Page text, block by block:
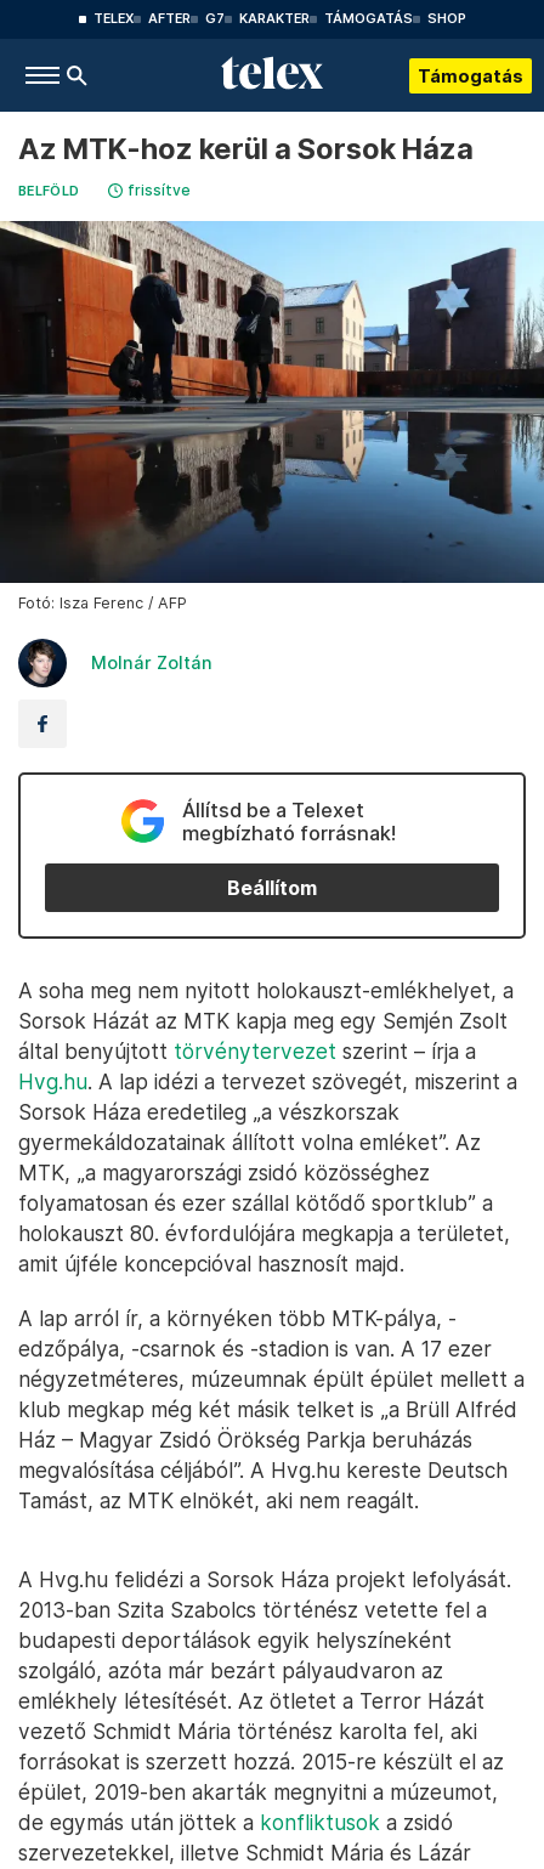
TELEX AFTER G7 KARAKTER TÁMOGATÁS SHOP
Támogatás
Az MTK-hoz kerül a Sorsok Háza
BELFÖLD frissítve
Fotó: Isza Ferenc / AFP
Molnár Zoltán
Állítsd be a Telexet
megbízható forrásnak!
Beállítom
A soha meg nem nyitott holokauszt-emlékhelyet, a
Sorsok Házát az MTK kapja meg egy Semjén Zsolt
által benyújtott törvénytervezet szerint – írja a
Hvg.hu. A lap idézi a tervezet szövegét, miszerint a
Sorsok Háza eredetileg „a vészkorszak
gyermekáldozatainak állított volna emléket”. Az
MTK, „a magyarországi zsidó közösséghez
folyamatosan és ezer szállal kötődő sportklub” a
holokauszt 80. évfordulójára megkapja a területet,
amit újféle koncepcióval hasznosít majd.
A lap arról ír, a környéken több MTK-pálya, -
edzőpálya, -csarnok és -stadion is van. A 17 ezer
négyzetméteres, múzeumnak épült épület mellett a
klub megkap még két másik telket is „a Brüll Alfréd
Ház – Magyar Zsidó Örökség Parkja beruházás
megvalósítása céljából”. A Hvg.hu kereste Deutsch
Tamást, az MTK elnökét, aki nem reagált.
A Hvg.hu felidézi a Sorsok Háza projekt lefolyását.
2013-ban Szita Szabolcs történész vetette fel a
budapesti deportálások egyik helyszíneként
szolgáló, azóta már bezárt pályaudvaron az
emlékhely létesítését. Az ötletet a Terror Házát
vezető Schmidt Mária történész karolta fel, aki
forrásokat is szerzett hozzá. 2015-re készült el az
épület, 2019-ben akarták megnyitni a múzeumot,
de egymás után jöttek a konfliktusok a zsidó
szervezetekkel, illetve Schmidt Mária és Lázár